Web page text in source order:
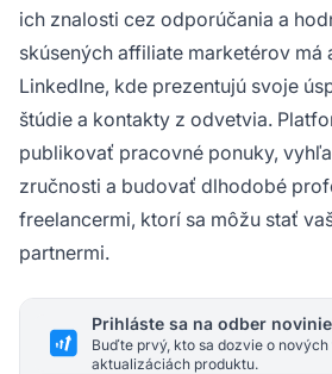
ich znalosti cez odporúčania a
skúsených affiliate marketérov má
LinkedIne, kde prezentujú svoje
štúdie a kontakty z odvetvia.
publikovať pracovné ponuky,
zručnosti a budovať dlhodobé
freelancermi, ktorí sa môžu stať
partnermi.
Prihláste sa na odber
Buďte prvý, kto sa dozvie o
aktualizáciách produktu.